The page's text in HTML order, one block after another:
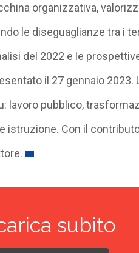
organizzativa,
le diseguaglianze tra i
del 2022 e le
il 27 gennaio 2023.
lavoro pubblico,
istruzione. Con il
subito